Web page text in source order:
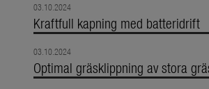
03.10.2024
Kraftfull kapning med batteridrift
03.10.2024
Optimal gräsklippning av stora